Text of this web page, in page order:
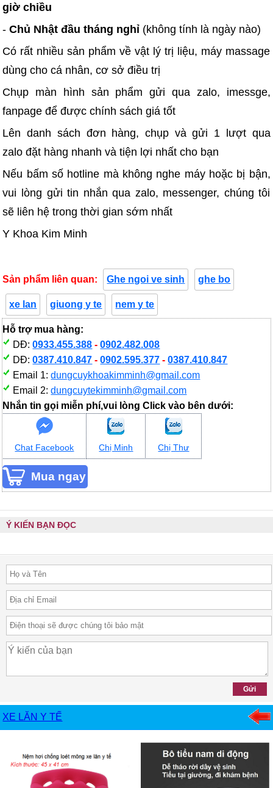
giờ chiều
-Chủ Nhật đầu tháng nghỉ (không tính là ngày nào)
Có rất nhiều sản phẩm về vật lý trị liệu, máy massage
dùng cho cá nhân, cơ sở điều trị
Chụp màn hình sản phẩm gửi qua zalo, imessge,
fanpage để được chính sách giá tốt
Lên danh sách đơn hàng, chụp và gửi 1 lượt qua
zalo đặt hàng nhanh và tiện lợi nhất cho bạn
Nếu bấm số hotline mà không nghe máy hoặc bị bận,
vui lòng gửi tin nhắn qua zalo, messenger, chúng tôi
sẽ liên hệ trong thời gian sớm nhất
Y Khoa Kim Minh
Sản phẩm liên quan: Ghe ngoi ve sinh ghe bo
xe lan giuong y te nem y te
Hỗ trợ mua hàng:
DĐ:0933.455.388 -0902.482.008
DĐ:0387.410.847 -0902.595.377 -0387.410.847
Email 1:dungcuykhoakimminh@gmail.com
Email 2:dungcuytekimminh@gmail.com
Nhắn tin gọi miễn phí,vui lòng Click vào bên dưới:
Chat Facebook Chị Minh Chị Thư
Ý KIẾN BẠN ĐỌC
XE LĂN Y TẾ